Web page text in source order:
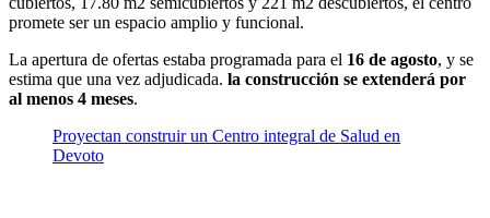
promete ser un espacio amplio y funcional.
La apertura de ofertas estaba programada para el 16 de agosto, y se
estima que una vez adjudicada. la construcción se extenderá por
al menos 4 meses.
Proyectan construir un Centro integral de Salud en
Devoto